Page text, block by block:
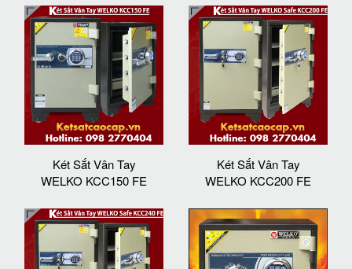
Két Sắt Vân Tay
WELKO KCC150 FE
Két Sắt Vân Tay
WELKO KCC200 FE